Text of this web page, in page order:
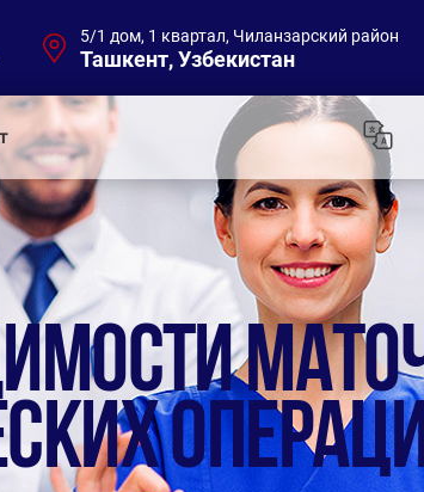
5/1 дом, 1 квартал, Чиланзарский район
Ташкент, Узбекистан